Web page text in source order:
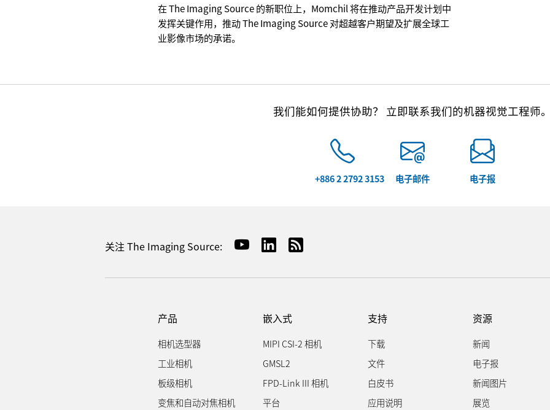
在 The Imaging Source 的新职位上，Momchil 将在推动产品开发计划中
发挥关键作用，推动 The Imaging Source 对超越客户期望及扩展全球工
业影像市场的承诺。
我们能如何提供协助？ 立即联系我们的机器视觉工程师。
+886 2 2792 3153 电子邮件 电子报
关注 The Imaging Source:
产品
相机选型器
工业相机
板级相机
变焦和自动对焦相机
嵌入式
MIPI CSI-2 相机
GMSL2
FPD-Link III 相机
平台
支持
下载
文件
白皮书
应用说明
资源
新闻
电子报
新闻图片
展览